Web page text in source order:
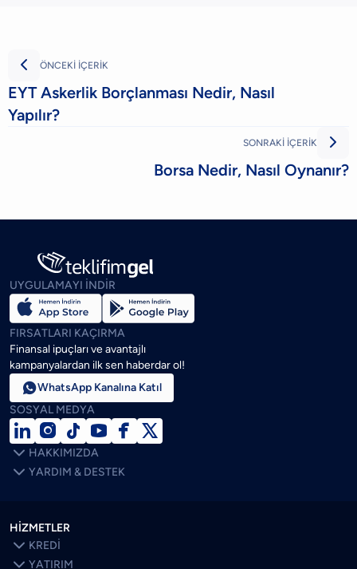
 ÖNCEKİ İÇERİK
EYT Askerlik Borçlanması Nedir, Nasıl
Yapılır?
SONRAKİ İÇERİK 
Borsa Nedir, Nasıl Oynanır?
UYGULAMAYI İNDİR
FIRSATLARI KAÇIRMA
Finansal ipuçları ve avantajlı
kampanyalardan ilk sen haberdar ol!
WhatsApp Kanalına Katıl
SOSYAL MEDYA
    

 HAKKIMIZDA
 YARDIM & DESTEK
HİZMETLER
 KREDİ
 YATIRIM